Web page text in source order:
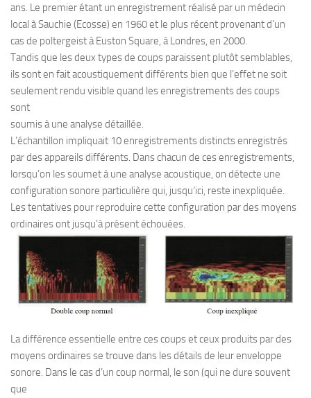
ans. Le premier étant un enregistrement réalisé par un médecin
local à Sauchie (Ecosse) en 1960 et le plus récent provenant d’un
cas de poltergeist à Euston Square, à Londres, en 2000.
Tandis que les deux types de coups paraissent plutôt semblables,
ils sont en fait acoustiquement différents bien que l’effet ne soit
seulement rendu visible quand les enregistrements des coups
sont
soumis à une analyse détaillée.
L’échantillon impliquait 10 enregistrements distincts enregistrés
par des appareils différents. Dans chacun de ces enregistrements,
lorsqu’on les soumet à une analyse acoustique, on détecte une
configuration sonore particulière qui, jusqu’ici, reste inexpliquée.
Les tentatives pour reproduire cette configuration par des moyens
ordinaires ont jusqu’à présent échouées.
La différence essentielle entre ces coups et ceux produits par des
moyens ordinaires se trouve dans les détails de leur enveloppe
sonore. Dans le cas d’un coup normal, le son (qui ne dure souvent
que